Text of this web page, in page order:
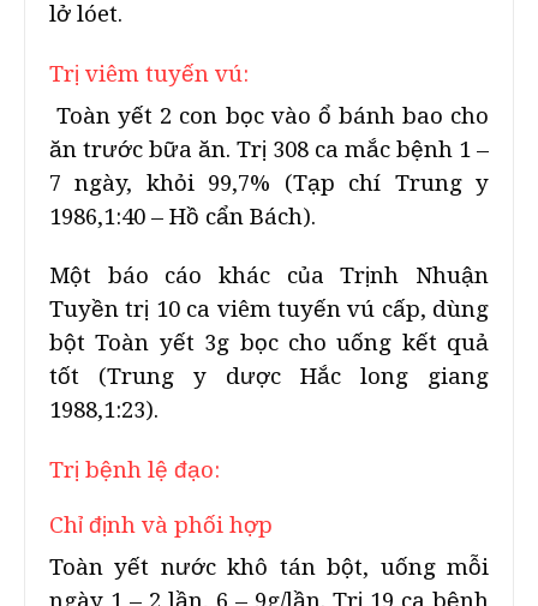
lở lóet.
Trị viêm tuyến vú:
Toàn yết 2 con bọc vào ổ bánh bao cho
ăn trước bữa ăn. Trị 308 ca mắc bệnh 1 –
7 ngày, khỏi 99,7% (Tạp chí Trung y
1986,1:40 – Hồ cẩn Bách).
Một báo cáo khác của Trịnh Nhuận
Tuyền trị 10 ca viêm tuyến vú cấp, dùng
bột Toàn yết 3g bọc cho uống kết quả
tốt (Trung y dược Hắc long giang
1988,1:23).
Trị bệnh lệ đạo:
Chỉ định và phối hợp
Toàn yết nước khô tán bột, uống mỗi
ngày 1 – 2 lần, 6 – 9g/lần. Trị 19 ca bệnh